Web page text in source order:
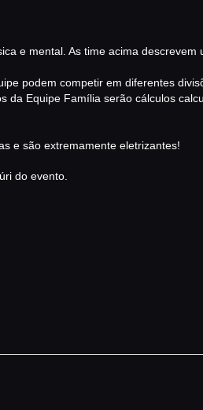
e mental. As time acima descrevem
podem competir em diferentes
da Equipe Família serão cálculos
e são extremamente eletrizantes!
do evento.